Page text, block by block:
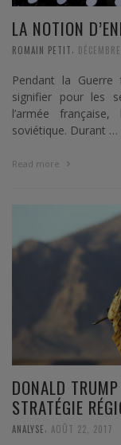
LA NOTION
ROMAIN PETIT
Pendant la Guerre
signifier pour les
l’armée
soviétique. Durant …
Read more
DONALD
STRATÉGIE
ANALYSE AOÛT 22, 2017